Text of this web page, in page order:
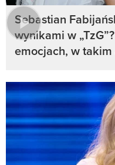
Sebastian
wynikami w
emocjach, w